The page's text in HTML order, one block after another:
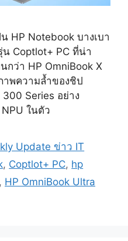
HP Notebook บางเบา
Coptlot+ PC ที่น่า
กว่า HP OmniBook X
าพความล้ำของชิป
Series อย่าง
ในตัว
Update ข่าว IT
, Coptlot+ PC, hp
, HP OmniBook Ultra